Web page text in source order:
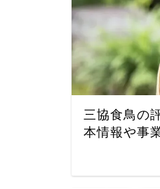
三協食鳥の
本情報や事